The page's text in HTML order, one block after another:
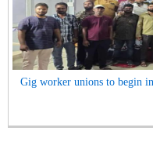
Gig worker unions to begin